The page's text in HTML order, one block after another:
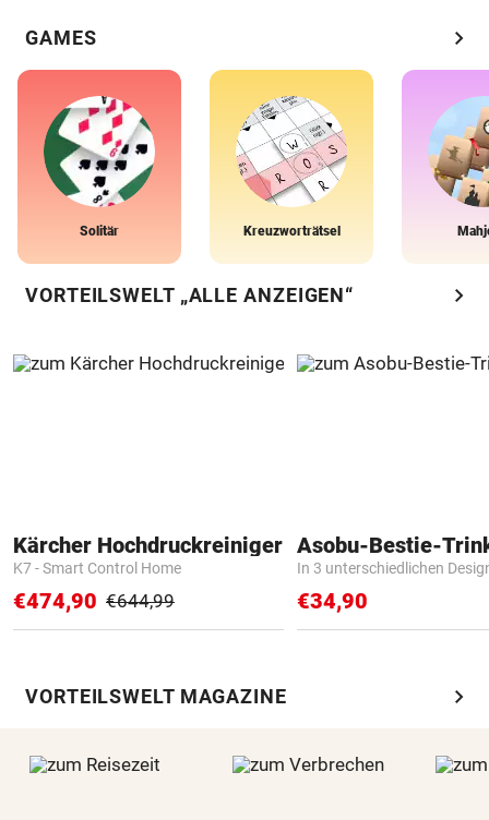
GAMES chevron_right
Solitär Kreuzworträtsel
VORTEILSWELT „ALLE ANZEIGEN“ chevron_right
Kärcher Hochdruckreiniger
K7 - Smart Control Home
€474,90 €644,99
Asobu-Bestie-
In 3 unterschiedlichen
€34,90
VORTEILSWELT MAGAZINE chevron_right